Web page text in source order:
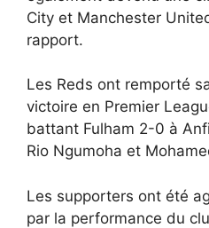
City et Manchester
rapport.
Les Reds ont remporté
victoire en Premier
battant Fulham 2-0 à
Rio Ngumoha et
Les supporters ont été
par la performance du